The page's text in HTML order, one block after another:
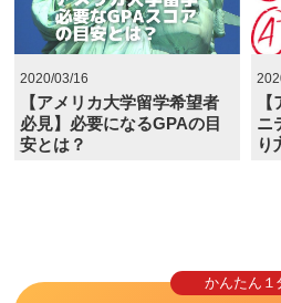
2020/03/16
【アメリカ大学留学希望者
必見】必要になるGPAの目
安とは？
ニ
り
かんたん１